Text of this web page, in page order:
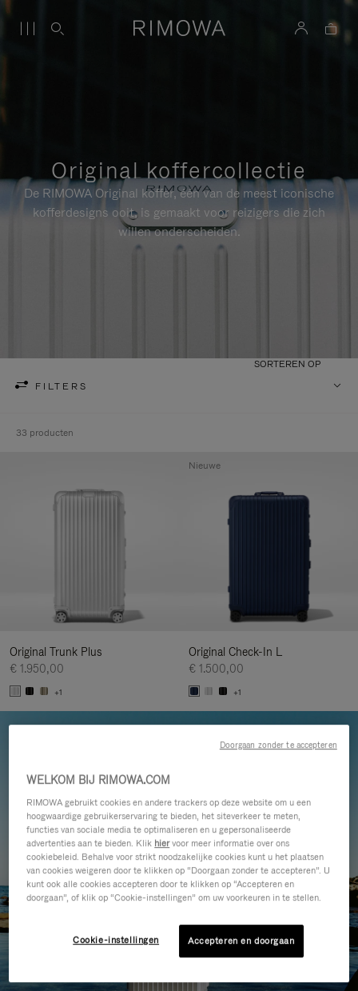
Original koffercollectie
De RIMOWA Original koffer, één van de meest iconische
kofferdesigns ooit, is gemaakt voor reizigers die zich
willen onderscheiden.
FILTERS
SORTEREN OP
33 producten
Original Trunk Plus
€ 1.950,00
+1
Original Check-In L
€ 1.500,00
+1
Nieuwe
WELKOM BIJ RIMOWA.COM
RIMOWA gebruikt cookies en andere trackers op deze website om u een
hoogwaardige gebruikerservaring te bieden, het siteverkeer te meten,
functies van sociale media te optimaliseren en u gepersonaliseerde
advertenties aan te bieden. Klik hiervoor meer informatie over ons
cookiebeleid. Behalve voor strikt noodzakelijke cookies kunt u het plaatsen
van cookies weigeren door te klikken op “Doorgaan zonder te accepteren”. U
kunt ook alle cookies accepteren door te klikken op “Accepteren en
doorgaan”, of klik op “Cookie-instellingen” om uw voorkeuren in te stellen.
Cookie-instellingen Accepteren en doorgaan
Doorgaan zonder te accepteren